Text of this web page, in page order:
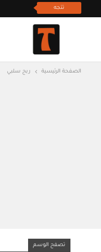
تتجه
الصفحة الرئيسية ربح سلبي
تصفح الوسم